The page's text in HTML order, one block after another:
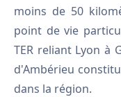
moins de 50
point de vie
TER reliant Lyon à
d'Ambérieu
dans la région.